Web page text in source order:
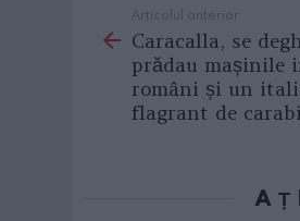
more
Articolul anterior
Caracalla, se
prădau mașinile
români și un
flagrant de